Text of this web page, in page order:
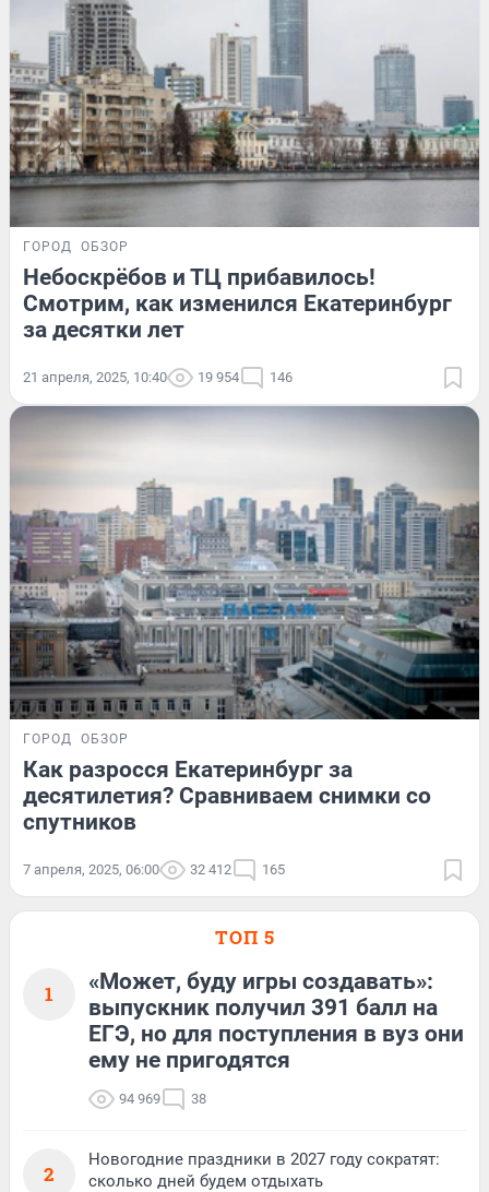
ГОРОД ОБЗОР
Небоскрёбов и ТЦ прибавилось!
Смотрим, как изменился Екатеринбург
за десятки лет
21 апреля, 2025, 10:40 19 954 146
ГОРОД ОБЗОР
Как разросся Екатеринбург за
десятилетия? Сравниваем снимки со
спутников
7 апреля, 2025, 06:00 32 412 165
ТОП 5
1
«Может, буду игры создавать»:
выпускник получил 391 балл на
ЕГЭ, но для поступления в вуз они
ему не пригодятся
94 969 38
2
Новогодние праздники в 2027 году сократят:
сколько дней будем отдыхать